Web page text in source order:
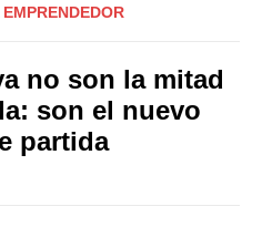
no son la mitad
son el nuevo
partida